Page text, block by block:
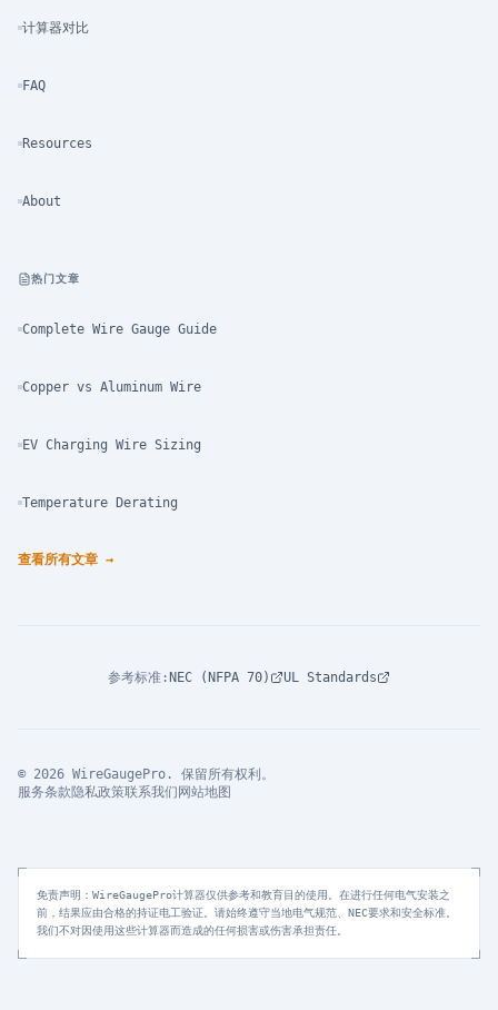
计算器对比
FAQ
Resources
About
热门文章
Complete Wire Gauge Guide
Copper vs Aluminum Wire
EV Charging Wire Sizing
Temperature Derating
查看所有文章 →
参考标准 : NEC (NFPA 70) UL Standards
© 2026 WireGaugePro. 保留所有权利。
服务条款隐私政策联系我们 网站地图
免责声明：WireGaugePro计算器仅供参考和教育目的使用。在进行任何电气安装之
前，结果应由合格的持证电工验证。请始终遵守当地电气规范、NEC要求和安全标准。
我们不对因使用这些计算器而造成的任何损害或伤害承担责任。